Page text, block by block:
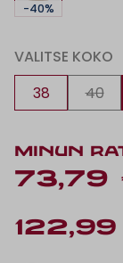
-40%
VALITSE KOKO
38
40
MINUN
73,79